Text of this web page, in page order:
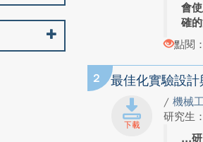
會
確
點閱
2 最佳化實驗設
/ 機械
研究生